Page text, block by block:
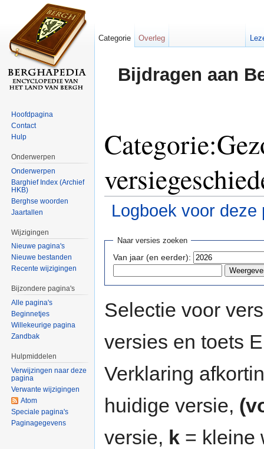
Bijdragen aan
Logboek voor deze
Naar versies zoeken
Van jaar (en eerder):
Selectie voor
versies en toets
Verklaring
huidige versie,
versie, k = kleine
Categorie Overleg
Hoofdpagina
Contact
Hulp
Onderwerpen
Onderwerpen
Barghief Index (Archief
HKB)
Berghse woorden
Jaartallen
Wijzigingen
Nieuwe pagina's
Nieuwe bestanden
Recente wijzigingen
Bijzondere pagina's
Alle pagina's
Beginnetjes
Willekeurige pagina
Zandbak
Hulpmiddelen
Verwijzingen naar deze
pagina
Verwante wijzigingen
Atom
Speciale pagina's
Paginagegevens